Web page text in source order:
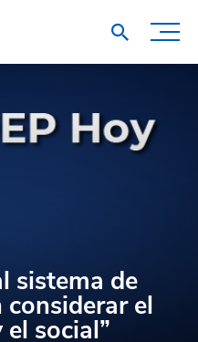
sistema de
el
social”